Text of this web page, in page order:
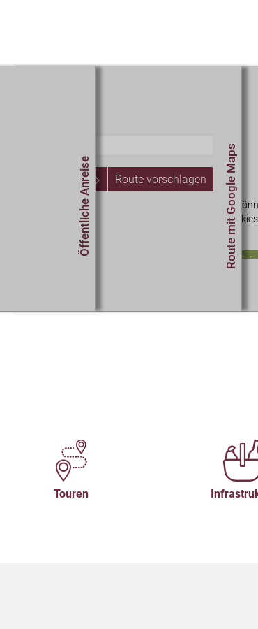
Öffentliche Anreise Route mit Google Maps
Route vorschlagen
Um diesen Inhalt sehen zu
müssen Sie unseren Cookies
Cookie-Einstellungen
Touren